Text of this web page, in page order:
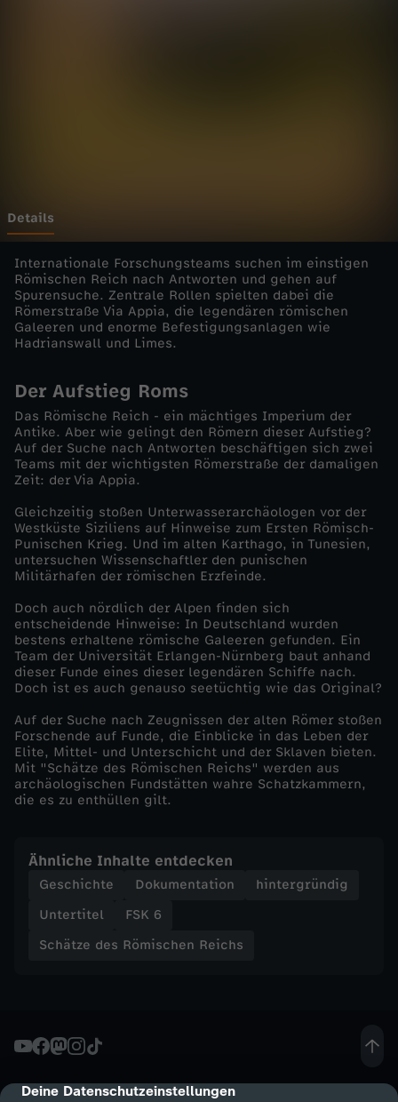
cmp-dialog-description
Deine Datenschutzeinstellungen
m
i
s
c
h
e
n
R
e
i
c
h
s
-
i
e
V
a
A
Details
Internationale Forschungsteams suchen im einstigen
Römischen Reich nach Antworten und gehen auf
Spurensuche. Zentrale Rollen spielten dabei die
Römerstraße Via Appia, die legendären römischen
Galeeren und enorme Befestigungsanlagen wie
Hadrianswall und Limes.
Der Aufstieg Roms
Das Römische Reich - ein mächtiges Imperium der
Antike. Aber wie gelingt den Römern dieser Aufstieg?
Auf der Suche nach Antworten beschäftigen sich zwei
Teams mit der wichtigsten Römerstraße der damaligen
Zeit: der Via Appia.
Gleichzeitig stoßen Unterwasserarchäologen vor der
Westküste Siziliens auf Hinweise zum Ersten Römisch-
Punischen Krieg. Und im alten Karthago, in Tunesien,
untersuchen Wissenschaftler den punischen
Militärhafen der römischen Erzfeinde.
Doch auch nördlich der Alpen finden sich
entscheidende Hinweise: In Deutschland wurden
bestens erhaltene römische Galeeren gefunden. Ein
Team der Universität Erlangen-Nürnberg baut anhand
dieser Funde eines dieser legendären Schiffe nach.
Doch ist es auch genauso seetüchtig wie das Original?
Auf der Suche nach Zeugnissen der alten Römer stoßen
Forschende auf Funde, die Einblicke in das Leben der
Elite, Mittel- und Unterschicht und der Sklaven bieten.
Mit "Schätze des Römischen Reichs" werden aus
archäologischen Fundstätten wahre Schatzkammern,
die es zu enthüllen gilt.
Ähnliche Inhalte entdecken
Geschichte Dokumentation
hintergründig
Untertitel
FSK 6
Schätze des Römischen Reichs